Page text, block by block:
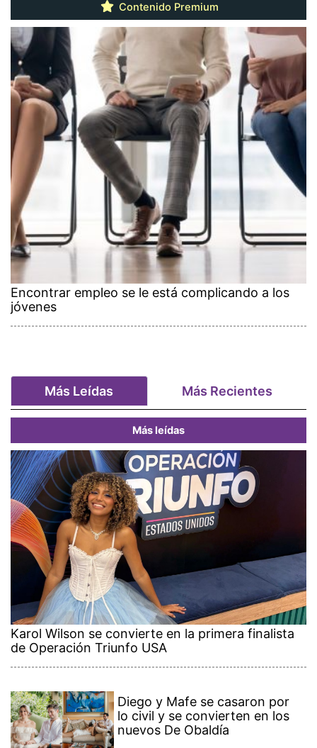
Contenido Premium
Encontrar empleo se le está complicando a los
jóvenes
Más Leídas Más Recientes
Más leídas
Karol Wilson se convierte en la primera finalista
de Operación Triunfo USA
Diego y Mafe se casaron por
lo civil y se convierten en los
nuevos De Obaldía